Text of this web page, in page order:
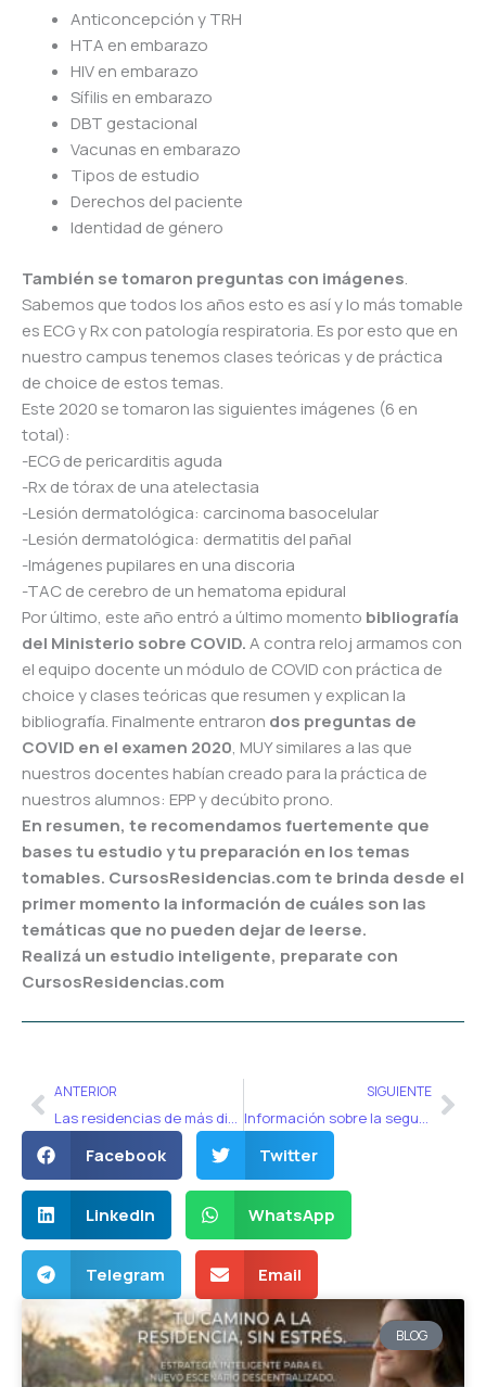
Anticoncepción y TRH
HTA en embarazo
HIV en embarazo
Sífilis en embarazo
DBT gestacional
Vacunas en embarazo
Tipos de estudio
Derechos del paciente
Identidad de género
También se tomaron preguntas con imágenes.
Sabemos que todos los años esto es así y lo más tomable
es ECG y Rx con patología respiratoria. Es por esto que en
nuestro campus tenemos clases teóricas y de práctica
de choice de estos temas.
Este 2020 se tomaron las siguientes imágenes (6 en
total):
-ECG de pericarditis aguda
-Rx de tórax de una atelectasia
-Lesión dermatológica: carcinoma basocelular
-Lesión dermatológica: dermatitis del pañal
-Imágenes pupilares en una discoria
-TAC de cerebro de un hematoma epidural
Por último, este año entró a último momento bibliografía
del Ministerio sobre COVID.A contra reloj armamos con
el equipo docente un módulo de COVID con práctica de
choice y clases teóricas que resumen y explican la
bibliografía. Finalmente entraron dos preguntas de
COVID en el examen 2020, MUY similares a las que
nuestros docentes habían creado para la práctica de
nuestros alumnos: EPP y decúbito prono.
En resumen, te recomendamos fuertemente que
bases tu estudio y tu preparación en los temas
tomables. CursosResidencias.com te brinda desde el
primer momento la información de cuáles son las
temáticas que no pueden dejar de leerse.
Realizá un estudio inteligente, preparate con
CursosResidencias.com
AntANTERIOR
Las residencias de más dificil ingreso en 2020
SIGUIENTE
Información sobre la segunda fecha del Examen Único – EUDyU
Facebook Twitter
LinkedIn WhatsApp
Telegram Email
BLOG